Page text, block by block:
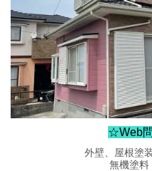
☆Web
外壁、屋根塗
無機塗料